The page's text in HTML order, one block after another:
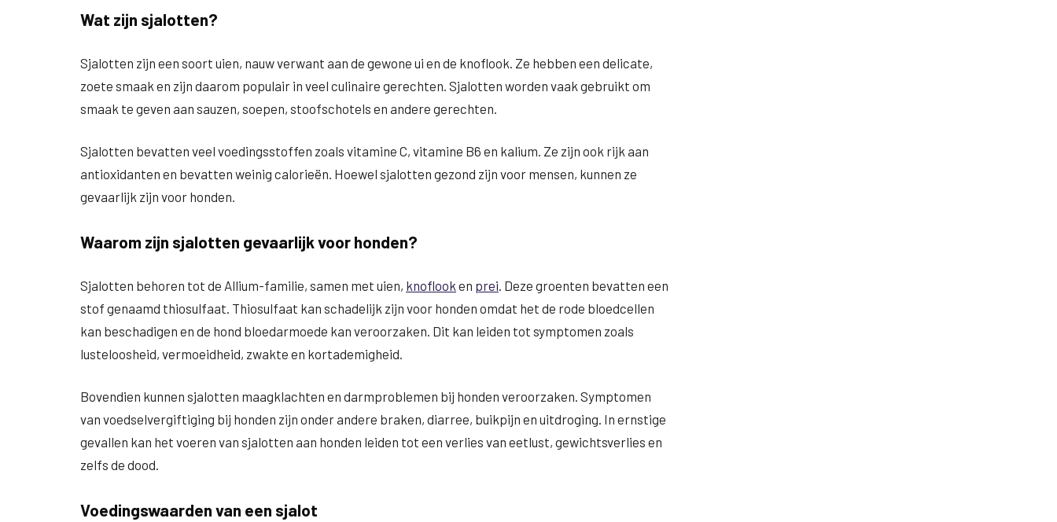
Wat zijn sjalotten?
Sjalotten zijn een soort uien, nauw verwant aan de gewone ui en de knoflook. Ze hebben een delicate,
zoete smaak en zijn daarom populair in veel culinaire gerechten. Sjalotten worden vaak gebruikt om
smaak te geven aan sauzen, soepen, stoofschotels en andere gerechten.
Sjalotten bevatten veel voedingsstoffen zoals vitamine C, vitamine B6 en kalium. Ze zijn ook rijk aan
antioxidanten en bevatten weinig calorieën. Hoewel sjalotten gezond zijn voor mensen, kunnen ze
gevaarlijk zijn voor honden.
Waarom zijn sjalotten gevaarlijk voor honden?
Sjalotten behoren tot de Allium-familie, samen met uien, knoflook en prei. Deze groenten bevatten een
stof genaamd thiosulfaat. Thiosulfaat kan schadelijk zijn voor honden omdat het de rode bloedcellen
kan beschadigen en de hond bloedarmoede kan veroorzaken. Dit kan leiden tot symptomen zoals
lusteloosheid, vermoeidheid, zwakte en kortademigheid.
Bovendien kunnen sjalotten maagklachten en darmproblemen bij honden veroorzaken. Symptomen
van voedselvergiftiging bij honden zijn onder andere braken, diarree, buikpijn en uitdroging. In ernstige
gevallen kan het voeren van sjalotten aan honden leiden tot een verlies van eetlust, gewichtsverlies en
zelfs de dood.
Voedingswaarden van een sjalot